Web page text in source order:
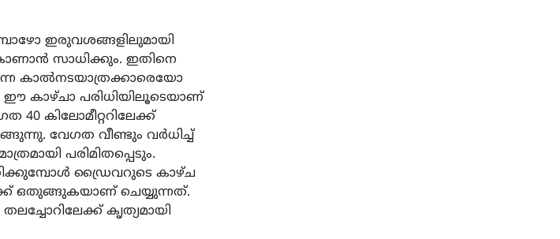
ഇരുവശങ്ങളിലുമായി
സാധിക്കും. ഇതിനെ
കാൽനടയാത്രക്കാരെയോ
ഈ കാഴ്ചാ പരിധിയിലൂടെയാണ്
40 കിലോമീറ്ററിലേക്ക്
വേഗത വീണ്ടും വർധിച്ച്
പരിമിതപ്പെടും.
ഡ്രൈവറുടെ കാഴ്ച
ഒതുങ്ങുകയാണ് ചെയ്യുന്നത്.
കൃത്യമായി